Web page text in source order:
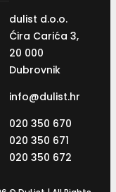
dulist d.o.o.
Ćira Carića 3,
20 000
Dubrovnik
info@dulist.hr
020 350 670
020 350 671
020 350 672